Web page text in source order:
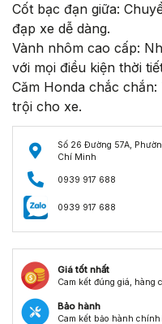
Cốt bạc đạn giữa:
đạp xe dễ dàng.
Vành nhôm cao cấp:
với mọi điều kiện thời
Căm Honda chắc
trội cho xe.
Số 26 Đường 57A,
Chí Minh
0939 917 688
0939 917 688
Giá tốt nhất
Cam kết đúng giá, hàng
Bảo hành
Cam kết bảo hành chính